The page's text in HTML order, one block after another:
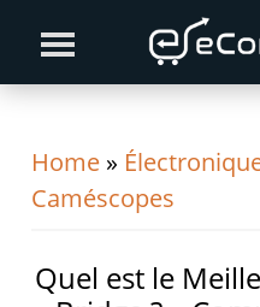
primary
content
primary
Home »
Caméscopes
Quel est le